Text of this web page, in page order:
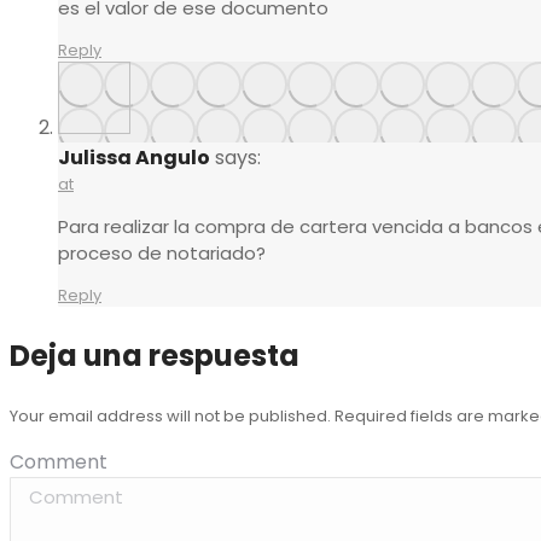
es el valor de ese documento
Reply
Julissa Angulo says:
at
Para realizar la compra de cartera vencida a bancos
proceso de notariado?
Reply
Deja una respuesta
Your email address will not be published. Required fields are
Comment